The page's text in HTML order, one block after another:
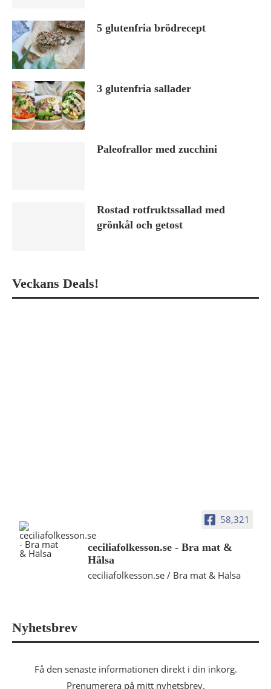
5 glutenfria brödrecept
3 glutenfria sallader
Paleofrallor med zucchini
Rostad rotfruktssallad med
grönkål och getost
Veckans Deals!
58,321
ceciliafolkesson.se - Bra mat &
Hälsa
ceciliafolkesson.se / Bra mat & Hälsa
Nyhetsbrev
Få den senaste informationen direkt i din inkorg.
Prenumerera på mitt nyhetsbrev.